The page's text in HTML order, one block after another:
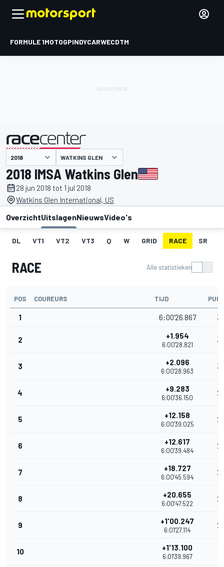
FORMULE 1MOTOGPINDYCARWECDTM
gepresenteerd door WATKINS GLEN
2018 IMSA Watkins Glen
28 jun 2018 tot 1 jul 2018
Watkins Glen International, US
OverzichtUitslagenNieuwsVideo's
DL VT1 VT2 VT3 Q W GRID RACE SR
RACE Alle statistieken
POS COUREURS TIJD
1 6:00'26.867
2 +1.954
6:00'28.821
3 +2.096
6:00'28.963
4 +9.283
6:00'36.150
5 +12.158
6:00'39.025
6 +12.617
6:00'39.484
7 +18.727
6:00'45.594
8 +20.655
6:00'47.522
9 +1'00.247
6:01'27.114
10 +1'13.100
6:01'39.967